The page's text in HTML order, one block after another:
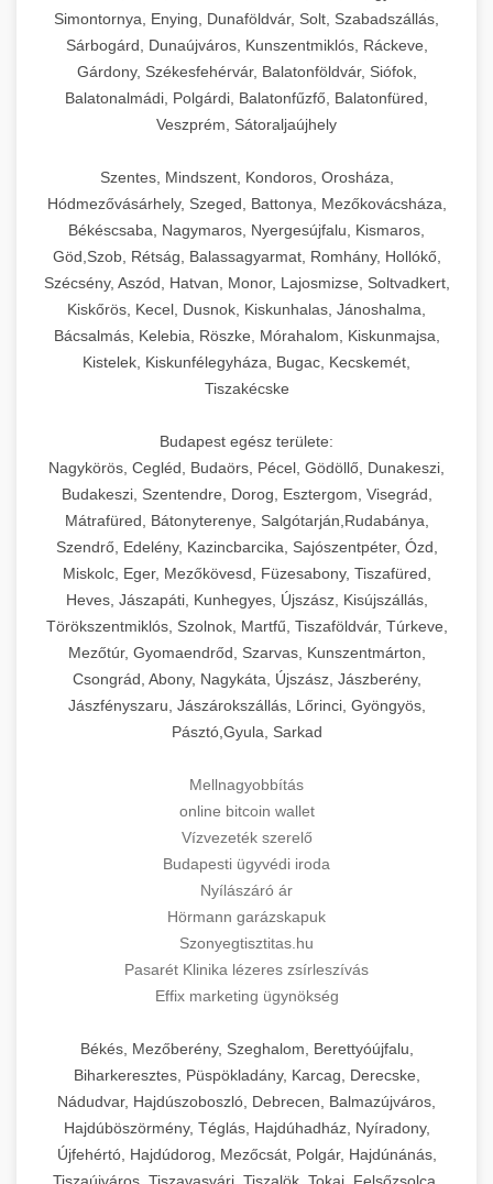
Simontornya, Enying, Dunaföldvár, Solt, Szabadszállás,
Sárbogárd, Dunaújváros, Kunszentmiklós, Ráckeve,
Gárdony, Székesfehérvár, Balatonföldvár, Siófok,
Balatonalmádi, Polgárdi, Balatonfűzfő, Balatonfüred,
Veszprém, Sátoraljaújhely
Szentes, Mindszent, Kondoros, Orosháza,
Hódmezővásárhely, Szeged, Battonya, Mezőkovácsháza,
Békéscsaba, Nagymaros, Nyergesújfalu, Kismaros,
Göd,Szob, Rétság, Balassagyarmat, Romhány, Hollókő,
Szécsény, Aszód, Hatvan, Monor, Lajosmizse, Soltvadkert,
Kiskőrös, Kecel, Dusnok, Kiskunhalas, Jánoshalma,
Bácsalmás, Kelebia, Röszke, Mórahalom, Kiskunmajsa,
Kistelek, Kiskunfélegyháza, Bugac, Kecskemét,
Tiszakécske
Budapest egész területe:
Nagykörös, Cegléd, Budaörs, Pécel, Gödöllő, Dunakeszi,
Budakeszi, Szentendre, Dorog, Esztergom, Visegrád,
Mátrafüred, Bátonyterenye, Salgótarján,Rudabánya,
Szendrő, Edelény, Kazincbarcika, Sajószentpéter, Ózd,
Miskolc, Eger, Mezőkövesd, Füzesabony, Tiszafüred,
Heves, Jászapáti, Kunhegyes, Újszász, Kisújszállás,
Törökszentmiklós, Szolnok, Martfű, Tiszaföldvár, Túrkeve,
Mezőtúr, Gyomaendrőd, Szarvas, Kunszentmárton,
Csongrád, Abony, Nagykáta, Újszász, Jászberény,
Jászfényszaru, Jászárokszállás, Lőrinci, Gyöngyös,
Pásztó,Gyula, Sarkad
Mellnagyobbítás
online bitcoin wallet
Vízvezeték szerelő
Budapesti ügyvédi iroda
Nyílászáró ár
Hörmann garázskapuk
Szonyegtisztitas.hu
Pasarét Klinika lézeres zsírleszívás
Effix marketing ügynökség
Békés, Mezőberény, Szeghalom, Berettyóújfalu,
Biharkeresztes, Püspökladány, Karcag, Derecske,
Nádudvar, Hajdúszoboszló, Debrecen, Balmazújváros,
Hajdúböszörmény, Téglás, Hajdúhadház, Nyíradony,
Újfehértó, Hajdúdorog, Mezőcsát, Polgár, Hajdúnánás,